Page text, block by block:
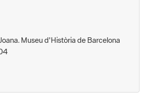
Museu d'Història de Barcelona